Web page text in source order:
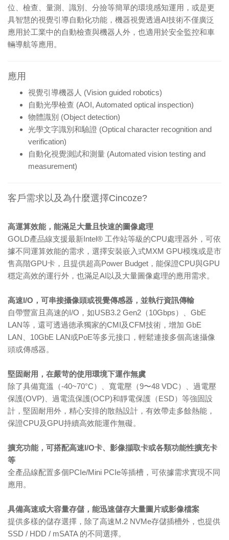
位、檢查、量測、識別、分撿等簡單的環境感知運用，或是更
具智慧的視覺引導自動化功能，機器視覺透過AI技術不僅廣泛
應用於工業中的自動檢查與機器人外，也適用於安全監控和車
輛導航等應用。
應用
視覺引導機器人 (Vision guided robotics)
自動光學檢查 (AOI, Automated optical inspection)
物體識別 (Object detection)
光學文字識別和驗證 (Optical character recognition and
verification)
自動化視覺測試和測量 (Automated vision testing and
measurement)
客戶需求以及為什麼選擇Cincoze?
高運算效能，能滿足大量且快速的圖像處理
GOLD產品線支援最新Intel® 工作站等級的CPU處理器外，可依
據不同運算效能的需求，選擇安裝嵌入式MXM GPU模塊或是市
售高階GPU卡，且提供超高Power Budget，能保證CPU與GPU
穩定高效的運行外，也滿足AI以及大量圖像處理的應用需求。
高速I/O，可串接攝像頭或視覺傳感器，並執行資訊傳輸
自帶豐富且高速的I/O，如USB3.2 Gen2（10Gbps）、GbE
LAN等，還可透過德承獨家的CMI及CFM技術，增加 GbE
LAN、10GbE LAN或PoE等多元接口，輕鬆連接多個高速攝像
頭或傳感器。
堅固耐用，在嚴苛的使用環境下運作無虞
除了具備寬溫（-40~70°C）、寬電壓（9〜48 VDC）、過電壓
保護(OVP)、過電流保護(OCP)和靜電保護（ESD）等強固設
計，堅固耐用外，精心安排的散熱設計，有效帶走多餘熱能，
保證CPU及GPU持續高效能運作無礙。
擴充功能，可搭配高速I/O卡、影像擷取卡或各類功能性擴充卡
等
全產品線配置多個PCIe/Mini PCIe等插槽，可依據需求實現不同
應用。
具備高速或大容量存儲，能迅速儲存大量圖片或影像檔案
提供多樣的儲存選擇，除了高速M.2 NVMe存儲插槽外，也提供
SSD / HDD / mSATA 的不同選擇。